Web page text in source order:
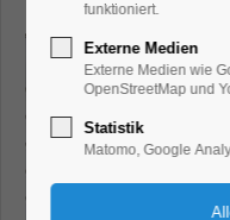
funktioniert.
Externe Medien
Externe Medien wie
OpenStreetMap und
Statistik
Matomo, Google